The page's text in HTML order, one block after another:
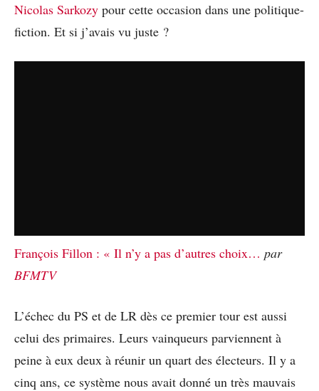
Nicolas Sarkozy pour cette occasion dans une politique-
fiction. Et si j’avais vu juste ?
François Fillon : « Il n’y a pas d’autres choix… par
BFMTV
L’échec du PS et de LR dès ce premier tour est aussi
celui des primaires. Leurs vainqueurs parviennent à
peine à eux deux à réunir un quart des électeurs. Il y a
cinq ans, ce système nous avait donné un très mauvais